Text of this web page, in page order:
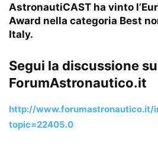
AstronautiCAST ha vinto
Award nella categoria Best
Italy.
Segui la discussione su
ForumAstronautico.it
http://www.forumastronautico.it/
topic=22405.0